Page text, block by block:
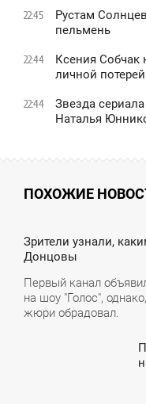
22:45
Рустам
пельмень
22:44
Ксения Собчак
личной потерей
22:44
Звезда
Наталья
ПОХОЖИЕ
Зрители узнали,
Донцовы
Первый канал
на шоу "Голос",
жюри обрадовал.